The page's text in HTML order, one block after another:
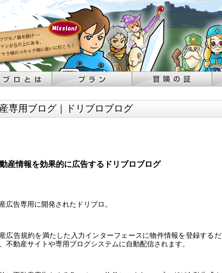
専用ブログ｜ドリブロブログ
産情報を効果的に広告するドリブロブログ
広告専用に開発されたドリブロ。
広告規約を満たした入力インターフェースに物件情報を登録するだ
不動産サイトや専用ブログシステムに自動配信されます。